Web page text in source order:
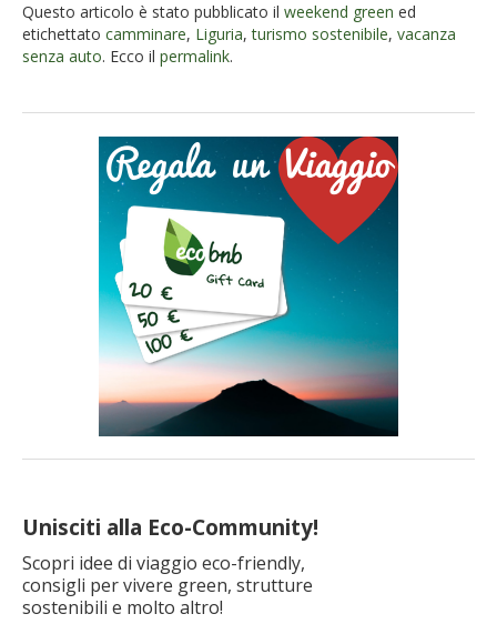
Questo articolo è stato pubblicato il weekend green ed
etichettato camminare, Liguria,turismo sostenibile, vacanza
senza auto. Ecco il permalink.
Unisciti alla Eco-Community!
Scopri idee di viaggio eco-friendly,
consigli per vivere green, strutture
sostenibili e molto altro!